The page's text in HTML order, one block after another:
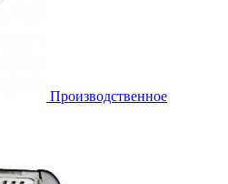
Производственное